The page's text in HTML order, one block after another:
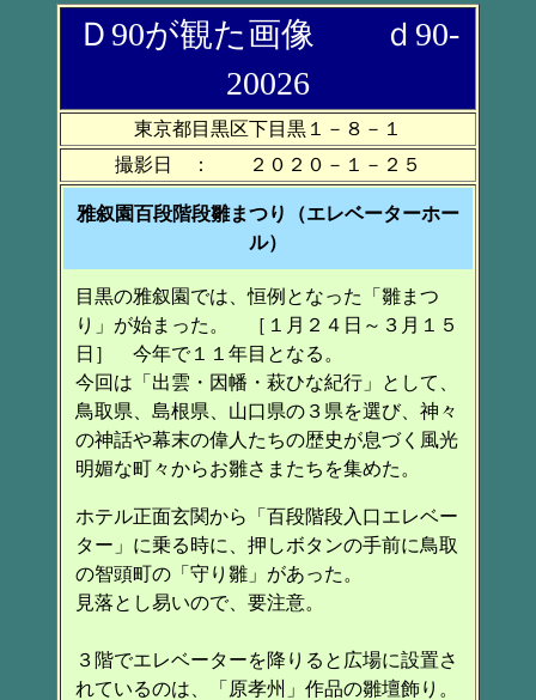
Ｄ90が観た画像 ｄ90-
20026
東京都目黒区下目黒１－８－１
撮影日 ： ２０２０－１－２５
雅叙園百段階段雛まつり（エレベーターホー
ル）
目黒の雅叙園では、恒例となった「雛まつ
り」が始まった。 ［１月２４日～３月１５
日］ 今年で１１年目となる。
今回は「出雲・因幡・萩ひな紀行」として、
鳥取県、島根県、山口県の３県を選び、神々
の神話や幕末の偉人たちの歴史が息づく風光
明媚な町々からお雛さまたちを集めた。
ホテル正面玄関から「百段階段入口エレベー
ター」に乗る時に、押しボタンの手前に鳥取
の智頭町の「守り雛」があった。
見落とし易いので、要注意。
３階でエレベーターを降りると広場に設置さ
れているのは、「原孝州」作品の雛壇飾り。